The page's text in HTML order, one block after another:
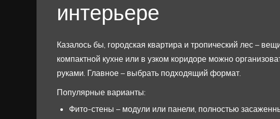
интерьере
Казалось бы, городская квартира и тропический лес –
компактной кухне или в узком коридоре можно
руками. Главное – выбрать подходящий формат.
Популярные варианты:
Фито-стены – модули или панели, полностью